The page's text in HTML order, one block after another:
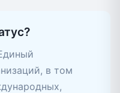
в том